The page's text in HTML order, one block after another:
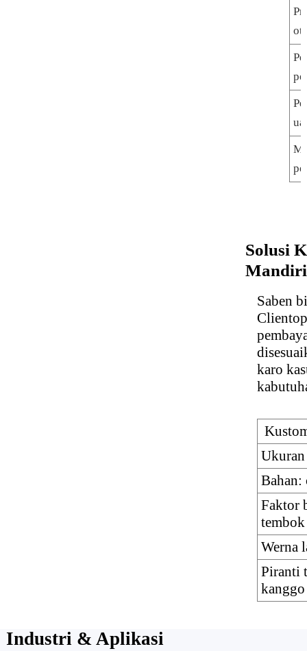
Solusi
Saben
karo
Bahan:
Faktor
tembok
Werna
Piranti
Industri & Aplikasi